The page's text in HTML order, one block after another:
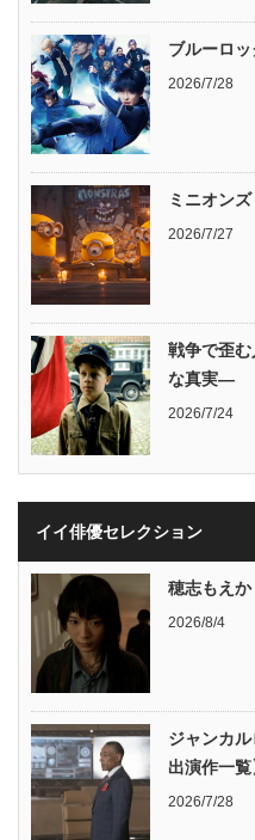
ブルーロッ
2026/7/28
ミニオン
2026/7/27
戦争で歪
な真実―
2026/7/24
イイ俳優セレクション
穂志もえか
2026/8/4
ジャンカ
出演作一覧
2026/7/28